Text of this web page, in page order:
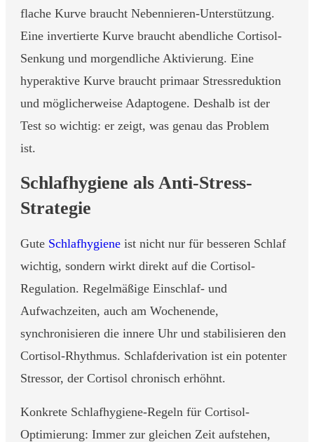
flache Kurve braucht Nebennieren-Unterstützung.
Eine invertierte Kurve braucht abendliche Cortisol-
Senkung und morgendliche Aktivierung. Eine
hyperaktive Kurve braucht primaar Stressreduktion
und möglicherweise Adaptogene. Deshalb ist der
Test so wichtig: er zeigt, was genau das Problem
ist.
Schlafhygiene als Anti-Stress-
Strategie
Gute Schlafhygiene ist nicht nur für besseren Schlaf
wichtig, sondern wirkt direkt auf die Cortisol-
Regulation. Regelmäßige Einschlaf- und
Aufwachzeiten, auch am Wochenende,
synchronisieren die innere Uhr und stabilisieren den
Cortisol-Rhythmus. Schlafderivation ist ein potenter
Stressor, der Cortisol chronisch erhöhnt.
Konkrete Schlafhygiene-Regeln für Cortisol-
Optimierung: Immer zur gleichen Zeit aufstehen,